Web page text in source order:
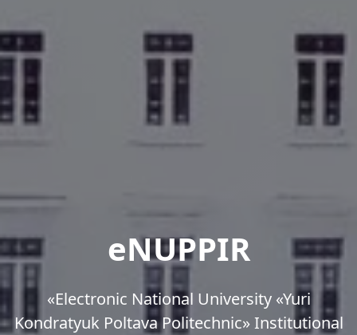
eNUPPIR
«Еlectronic National University «Yuri
Kondratyuk Poltava Politechnic» Institutional